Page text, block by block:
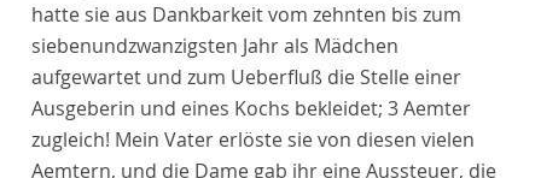
hatte sie aus Dankbarkeit vom zehnten bis zum
siebenundzwanzigsten Jahr als Mädchen
aufgewartet und zum Ueberfluß die Stelle einer
Ausgeberin und eines Kochs bekleidet; 3 Aemter
zugleich! Mein Vater erlöste sie von diesen vielen
Aemtern, und die Dame gab ihr eine Aussteuer, die